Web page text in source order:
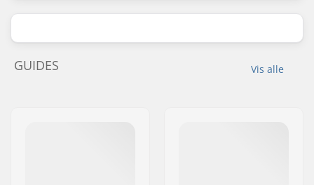
Vis alle
GUIDES